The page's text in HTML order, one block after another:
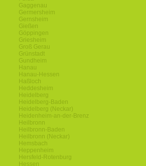
Gaggenau
Germersheim
Gernsheim
Gießen
Göppingen
Griesheim
Groß Gerau
Grünstadt
Gundheim
Hanau
Hanau-Hessen
Haßloch
Heddesheim
Heidelberg
Heidelberg-Baden
Heidelberg (Neckar)
Heidenheim-an-der-Brenz
Heilbronn
Heilbronn-Baden
Heilbronn (Neckar)
Hemsbach
Heppenheim
Hersfeld-Rotenburg
Hessen